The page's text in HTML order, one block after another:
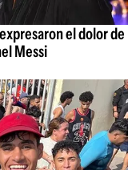
el dolor de
Messi